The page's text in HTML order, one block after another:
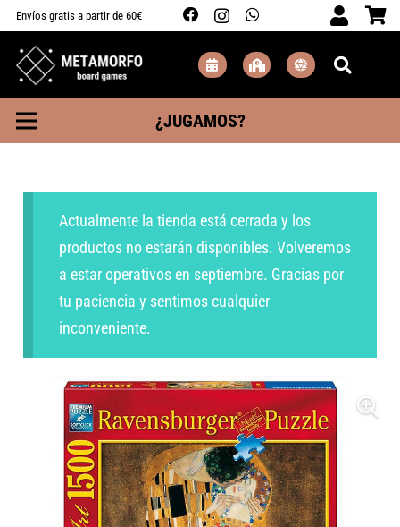
Envíos gratis a partir de 60€
¿JUGAMOS?
Actualmente la tienda está cerrada y los
productos no estarán disponibles. Volveremos
a estar operativos en septiembre. Gracias por
tu paciencia y sentimos cualquier
inconveniente.